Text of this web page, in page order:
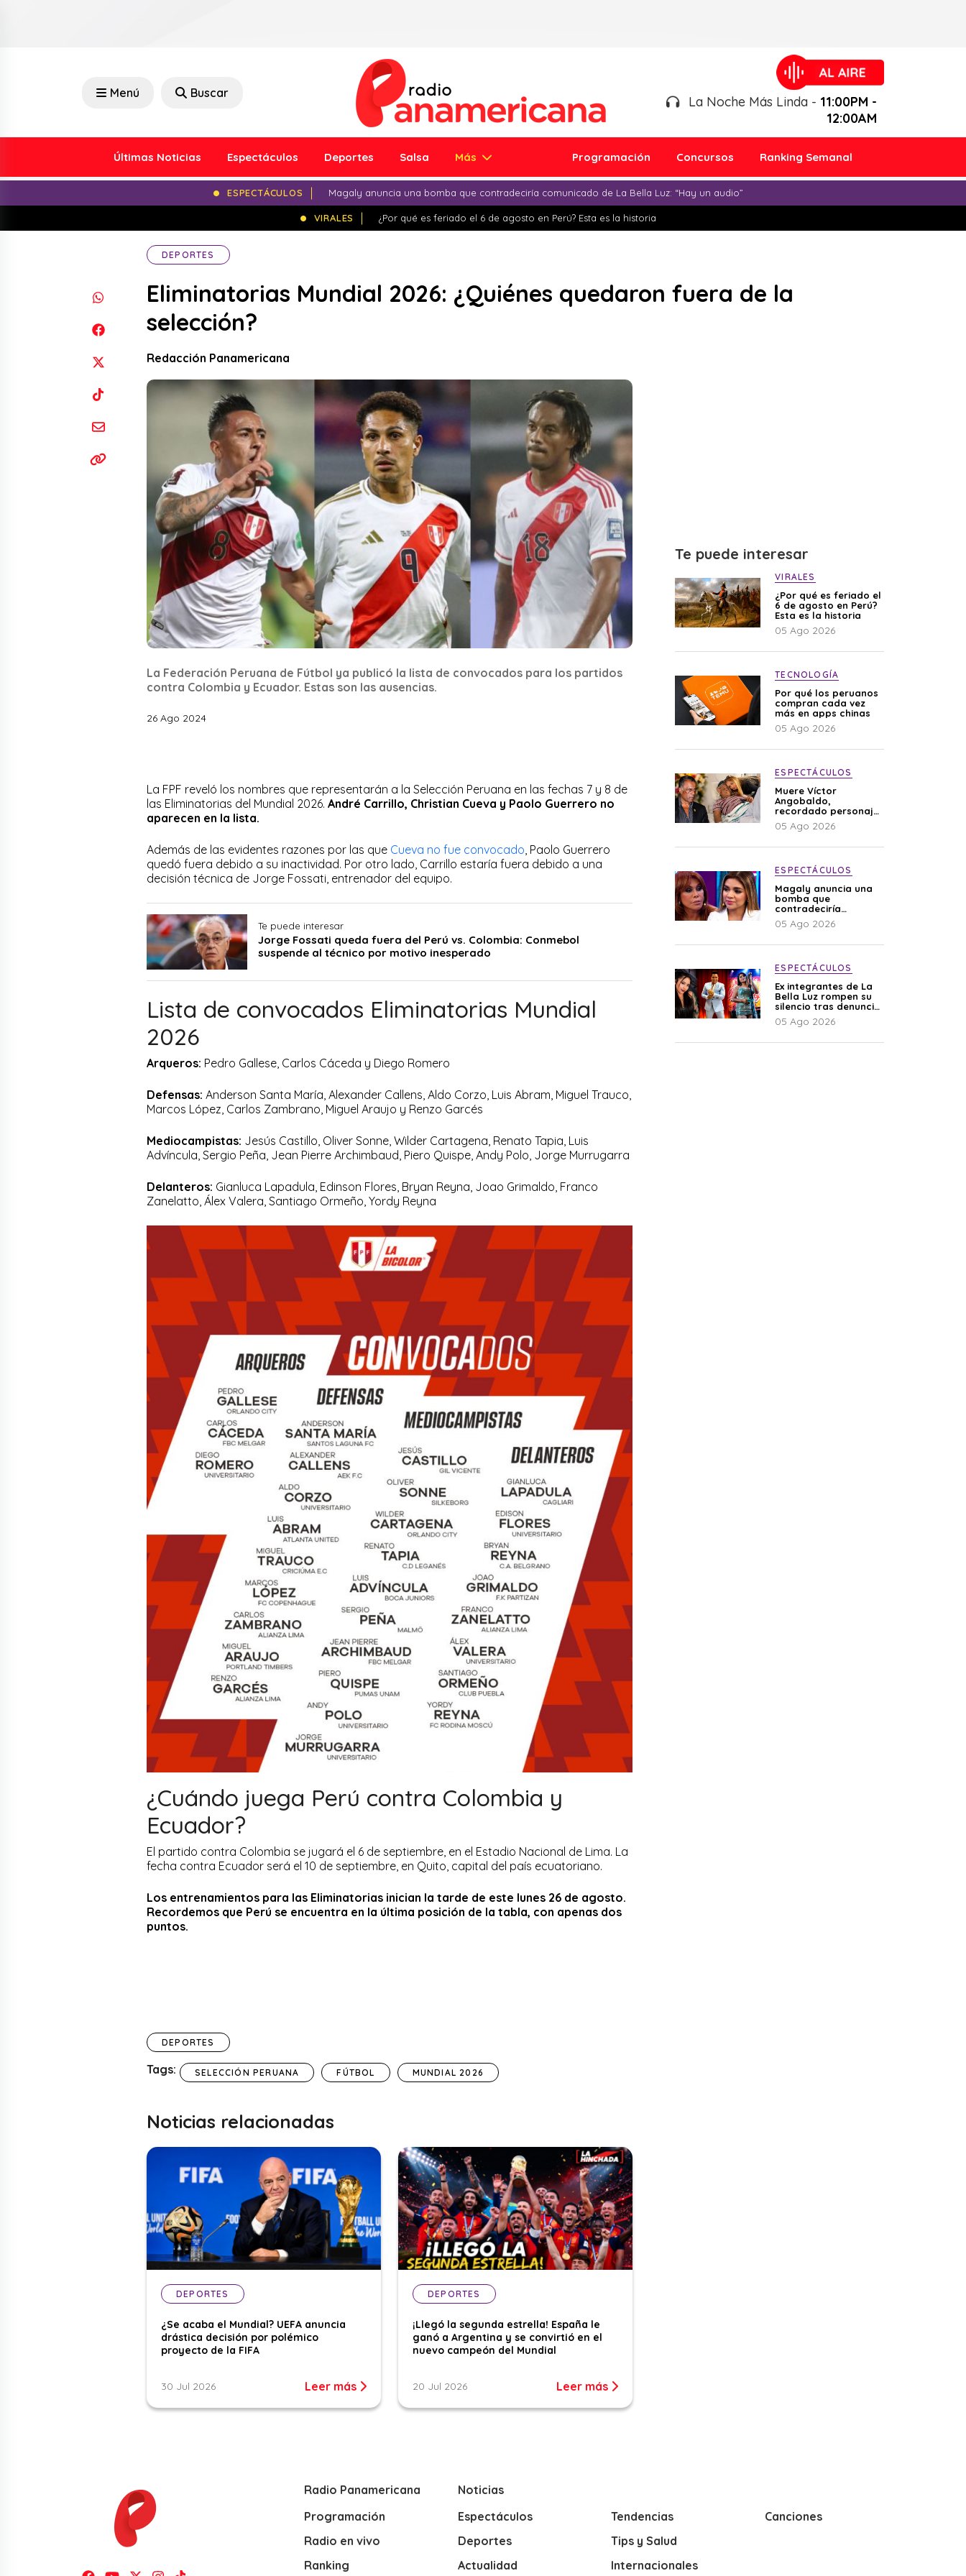
Menú Buscar
La Noche Más Linda - 11:00PM -
12:00AM
Últimas Noticias Espectáculos Deportes Salsa Más Programación Concursos Ranking Semanal
ESPECTÁCULOS Magaly anuncia una bomba que contradeciría comunicado de La Bella Luz: “Hay un audio”
VIRALES ¿Por qué es feriado el 6 de agosto en Perú? Esta es la historia
DEPORTES
Eliminatorias Mundial 2026: ¿Quiénes quedaron fuera de la
selección?
Redacción Panamericana
La Federación Peruana de Fútbol ya publicó la lista de convocados para los partidos
contra Colombia y Ecuador. Estas son las ausencias.
26 Ago 2024
La FPF reveló los nombres que representarán a la Selección Peruana en las fechas 7 y 8 de
las Eliminatorias del Mundial 2026. André Carrillo, Christian Cueva y Paolo Guerrero no
aparecen en la lista.
Además de las evidentes razones por las que Cueva no fue convocado , Paolo Guerrero
quedó fuera debido a su inactividad. Por otro lado, Carrillo estaría fuera debido a una
decisión técnica de Jorge Fossati, entrenador del equipo.
Te puede interesar
Jorge Fossati queda fuera del Perú vs. Colombia: Conmebol
suspende al técnico por motivo inesperado
Lista de convocados Eliminatorias Mundial
2026
Arqueros: Pedro Gallese, Carlos Cáceda y Diego Romero
Defensas: Anderson Santa María, Alexander Callens, Aldo Corzo, Luis Abram, Miguel Trauco,
Marcos López, Carlos Zambrano, Miguel Araujo y Renzo Garcés
Mediocampistas: Jesús Castillo, Oliver Sonne, Wilder Cartagena, Renato Tapia, Luis
Advíncula, Sergio Peña, Jean Pierre Archimbaud, Piero Quispe, Andy Polo, Jorge Murrugarra
Delanteros: Gianluca Lapadula, Edinson Flores, Bryan Reyna, Joao Grimaldo, Franco
Zanelatto, Álex Valera, Santiago Ormeño, Yordy Reyna
¿Cuándo juega Perú contra Colombia y
Ecuador?
El partido contra Colombia se jugará el 6 de septiembre, en el Estadio Nacional de Lima. La
fecha contra Ecuador será el 10 de septiembre, en Quito, capital del país ecuatoriano.
Los entrenamientos para las Eliminatorias inician la tarde de este lunes 26 de agosto.
Recordemos que Perú se encuentra en la última posición de la tabla, con apenas dos
puntos.
DEPORTES
Tags: SELECCIÓN PERUANA FÚTBOL MUNDIAL 2026
Noticias relacionadas
DEPORTES
¿Se acaba el Mundial? UEFA anuncia
drástica decisión por polémico
proyecto de la FIFA
30 Jul 2026 Leer más
DEPORTES
¡Llegó la segunda estrella! España le
ganó a Argentina y se convirtió en el
nuevo campeón del Mundial
20 Jul 2026 Leer más
Te puede interesar
VIRALES
¿Por qué es feriado el
6 de agosto en Perú?
Esta es la historia
05 Ago 2026
TECNOLOGÍA
Por qué los peruanos
compran cada vez
más en apps chinas
05 Ago 2026
ESPECTÁCULOS
Muere Víctor
Angobaldo,
recordado personaje
de la farándula y
expareja de Shirley
05 Ago 2026
ESPECTÁCULOS
Magaly anuncia una
bomba que
contradeciría
comunicado de La
Bella Luz: “Hay un
05 Ago 2026
ESPECTÁCULOS
Ex integrantes de La
Bella Luz rompen su
silencio tras denuncia
de Naldy: “Todo el
mundo lo sabía”
05 Ago 2026
Radio Panamericana
Programación
Radio en vivo
Ranking
Noticias
Espectáculos
Deportes
Actualidad
Tendencias
Tips y Salud
Internacionales
Canciones